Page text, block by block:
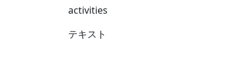
activities
テキスト